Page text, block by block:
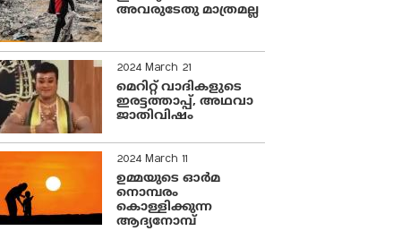
അവരുടേതു മാത്രമല്ല
2024 March 21
മെറിറ്റ് വാദികളുടെ
ഇരട്ടത്താപ്പ്, അഥവാ
ജാതിവിഷം
2024 March 11
ഉമ്മയുടെ ഓർമ
നൊമ്പരം
കൊള്ളിക്കുന്ന
ആദ്യനോമ്പ്